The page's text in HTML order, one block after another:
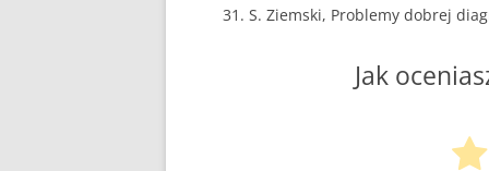
S. Ziemski, Problemy dobrej
Jak